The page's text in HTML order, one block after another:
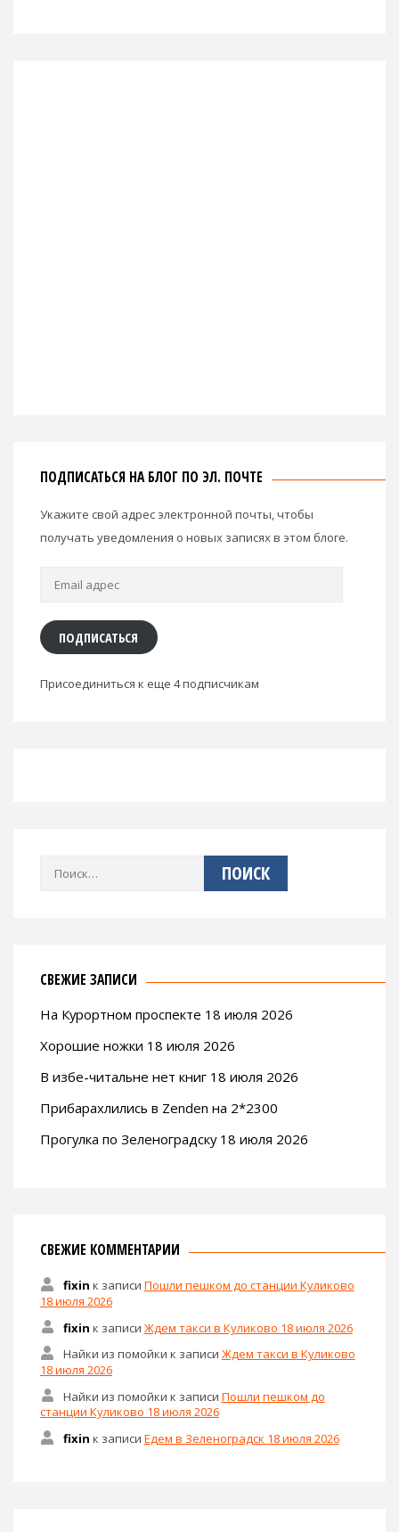
ПОДПИСАТЬСЯ НА БЛОГ ПО ЭЛ. ПОЧТЕ
Укажите свой адрес электронной почты, чтобы
получать уведомления о новых записях в этом блоге.
Email
ПОДПИСАТЬСЯ
Присоединиться к еще 4 подписчикам
Найти:
СВЕЖИЕ ЗАПИСИ
На Курортном проспекте 18 июля 2026
Хорошие ножки 18 июля 2026
В избе-читальне нет книг 18 июля 2026
Прибарахлились в Zenden на 2*2300
Прогулка по Зеленоградску 18 июля 2026
СВЕЖИЕ КОММЕНТАРИИ
fixin к записи Пошли пешком до станции Куликово
18 июля 2026
fixin к записи Ждем такси в Куликово 18 июля 2026
Найки из помойки к записи Ждем такси в Куликово
18 июля 2026
Найки из помойки к записи Пошли пешком до
станции Куликово 18 июля 2026
fixin к записи Едем в Зеленоградск 18 июля 2026